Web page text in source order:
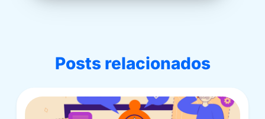
Posts relacionados